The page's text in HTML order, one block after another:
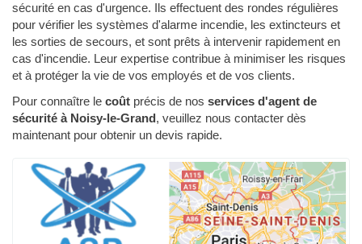
sécurité en cas d'urgence. Ils effectuent des rondes régulières
pour vérifier les systèmes d'alarme incendie, les extincteurs et
les sorties de secours, et sont prêts à intervenir rapidement en
cas d'incendie. Leur expertise contribue à minimiser les risques
et à protéger la vie de vos employés et de vos clients.
Pour connaître le coût précis de nos services d'agent de
sécurité à Noisy-le-Grand, veuillez nous contacter dès
maintenant pour obtenir un devis rapide.